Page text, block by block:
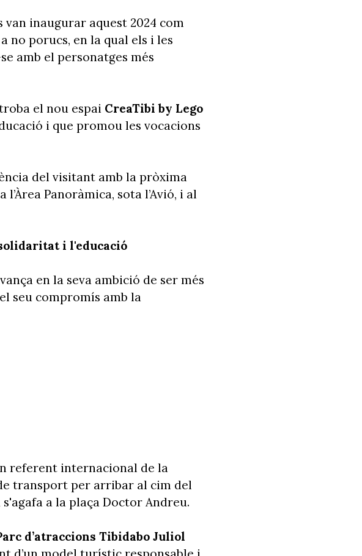
inaugurar aquest 2024 com
no porucs, en la qual els i les
amb el personatges més
el nou espai CreaTibi by Lego
i que promou les vocacions
del visitant amb la pròxima
l’Àrea Panoràmica, sota l’Avió, i al
i l'educació
en la seva ambició de ser més
seu compromís amb la
referent internacional de la
transport per arribar al cim del
a la plaça Doctor Andreu.
d’atraccions Tibidabo Juliol